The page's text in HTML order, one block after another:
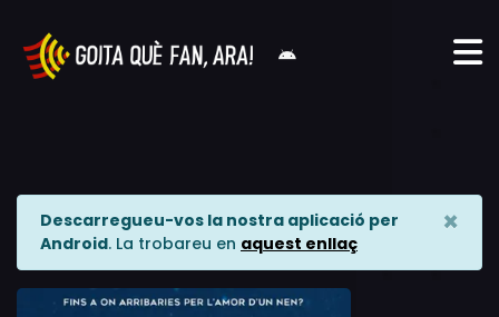
Descarregueu-vos la nostra aplicació per
Android. La trobareu en aquest enllaç
×